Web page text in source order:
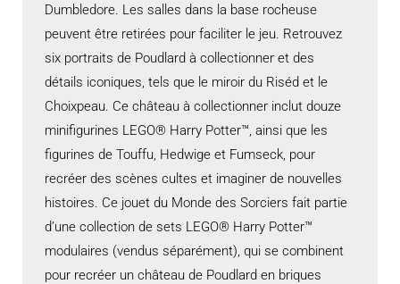
Dumbledore. Les salles dans la base rocheuse
peuvent être retirées pour faciliter le jeu. Retrouvez
six portraits de Poudlard à collectionner et des
détails iconiques, tels que le miroir du Riséd et le
Choixpeau. Ce château à collectionner inclut douze
minifigurines LEGO® Harry Potter™, ainsi que les
figurines de Touffu, Hedwige et Fumseck, pour
recréer des scènes cultes et imaginer de nouvelles
histoires. Ce jouet du Monde des Sorciers fait partie
d’une collection de sets LEGO® Harry Potter™
modulaires (vendus séparément), qui se combinent
pour recréer un château de Poudlard en briques